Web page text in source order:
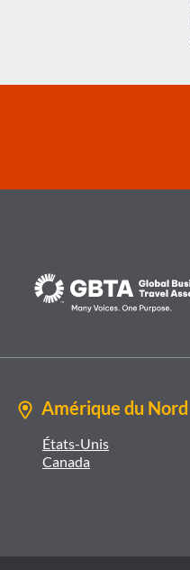
Amérique du Nord
États-Unis
Canada